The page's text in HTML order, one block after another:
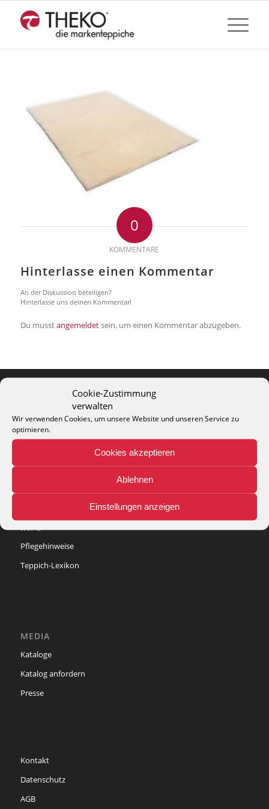
Cookie-Zustimmung
verwalten
Wir verwenden Cookies, um unsere Website und unseren Service zu
optimieren.
Cookies akzeptieren
Ablehnen
Einstellungen anzeigen
0
KOMMENTARE
Hinterlasse einen Kommentar
An der Diskussion beteiligen?
Hinterlasse uns deinen Kommentar!
Du musstangemeldetsein, um einen Kommentar abzugeben.
THEO KELLER GMBH
Lohackerstr. 30
44867 Bochum
phone: + 49 (2327) 3083 - 20
INFO
Pflegehinweise
Teppich-Lexikon
MEDIA
Kataloge
Katalog anfordern
Presse
Kontakt
Datenschutz
AGB